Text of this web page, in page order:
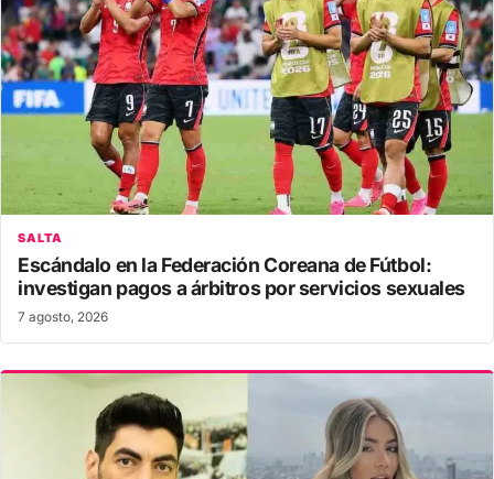
SALTA
Escándalo en la Federación Coreana de Fútbol:
investigan pagos a árbitros por servicios sexuales
7 agosto, 2026